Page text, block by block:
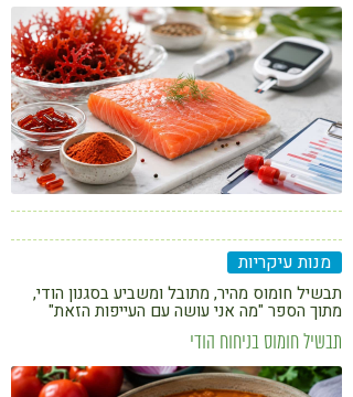
מנות עיקריות
תבשיל חומוס בניחוח הודי
תבשיל חומוס מהיר, מתובל ומשביע בסגנון הודי,
מתוך הספר "מה אני עושה עם העייפות הזאת"